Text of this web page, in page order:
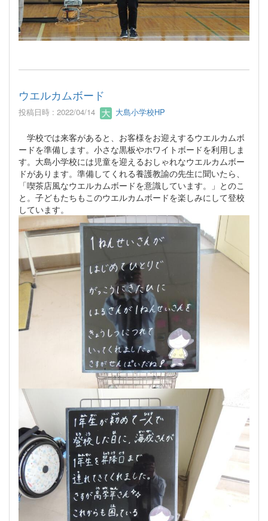
ウエルカムボード
投稿日時 : 2022/04/14 大島小学校HP
学校では来客があると、お客様をお迎えするウエルカムボ
ードを準備します。小さな黒板やホワイトボードを利用しま
す。大島小学校には児童を迎えるおしゃれなウエルカムボー
ドがあります。準備してくれる養護教諭の先生に聞いたら、
「喫茶店風なウエルカムボードを意識しています。」とのこ
と。子どもたちもこのウエルカムボードを楽しみにして登校
しています。